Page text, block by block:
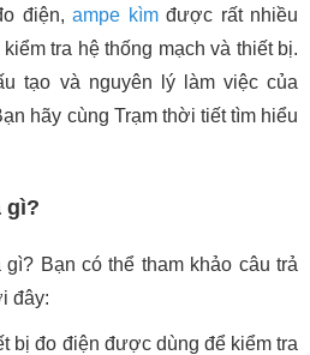
điện,ampe kìmđược rất nhiều
tra hệ thống mạch và thiết bị.
tạo và nguyên lý làm việc của
hãy cùng Trạm thời tiết tìm hiểu
gì?
Bạn có thể tham khảo câu trả
đây:
bị đo điện được dùng để kiểm tra